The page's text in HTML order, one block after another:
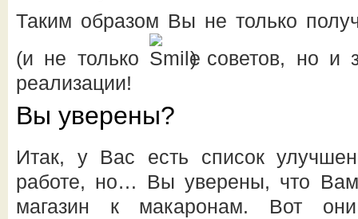
Таким образом Вы не только
(и не только
) советов, но и
реализации!
Вы уверены?
Итак, у Вас есть список
работе, но… Вы уверены, что
магазин к макаронам. Вот